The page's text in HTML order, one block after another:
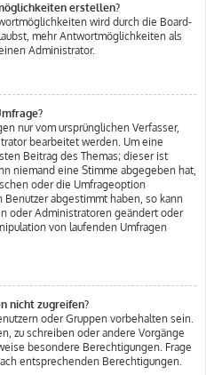
erstellen?
wird durch die Board-
mehr Antwortmöglichkeiten als
Administrator.
nur vom ursprünglichen Verfasser,
bearbeitet werden. Um eine
Beitrag des Themas; dieser ist
niemand eine Stimme abgegeben hat,
oder die Umfrageoption
abgestimmt haben, so kann
oder Administratoren geändert oder
von laufenden Umfragen
nicht zugreifen?
oder Gruppen vorbehalten sein.
zu schreiben oder andere Vorgänge
besondere Berechtigungen. Frage
entsprechenden Berechtigungen.